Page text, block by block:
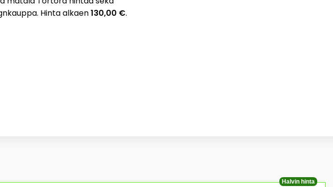
Hinta alkaen130,00 €.
Halvin hinta